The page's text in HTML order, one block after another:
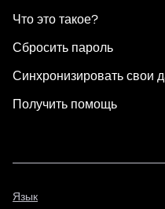
Что это такое?
Сбросить пароль
Синхронизировать свои
Получить помощь
Язык